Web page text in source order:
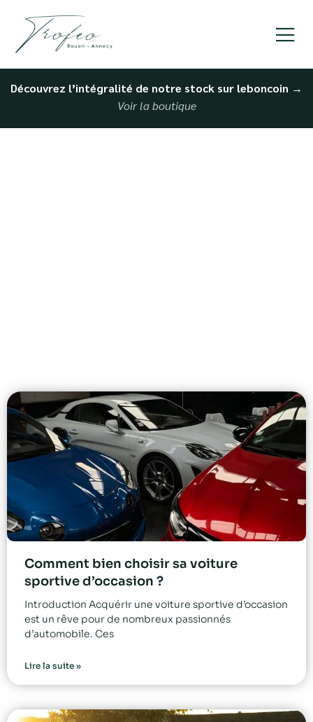
Découvrez l’intégralité de notre stock sur leboncoin →
Voir la boutique
Comment bien choisir sa voiture
sportive d’occasion ?
Introduction Acquérir une voiture sportive d’occasion
est un rêve pour de nombreux passionnés
d’automobile. Ces
Lire la suite »